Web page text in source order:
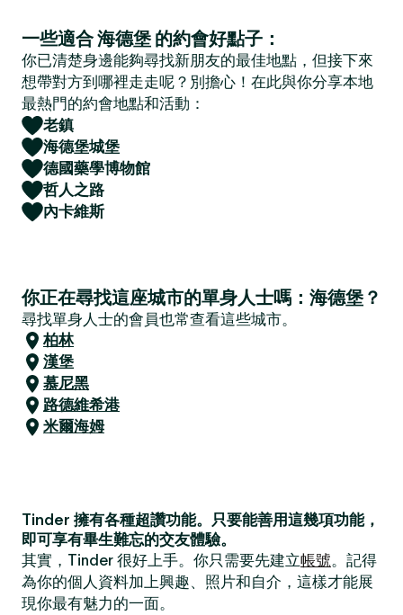
一些適合 海德堡 的約會好點子：
你已清楚身邊能夠尋找新朋友的最佳地點，但接下來
想帶對方到哪裡走走呢？別擔心！在此與你分享本地
最熱門的約會地點和活動：
老鎮
海德堡城堡
德國藥學博物館
哲人之路
內卡維斯
你正在尋找這座城市的單身人士嗎：海德堡？
尋找單身人士的會員也常查看這些城市。
柏林
漢堡
慕尼黑
路德維希港
米爾海姆
Tinder 擁有各種超讚功能。只要能善用這幾項功能，
即可享有畢生難忘的交友體驗。
其實，Tinder 很好上手。你只需要先建立帳號。記得
為你的個人資料加上興趣、照片和自介，這樣才能展
現你最有魅力的一面。